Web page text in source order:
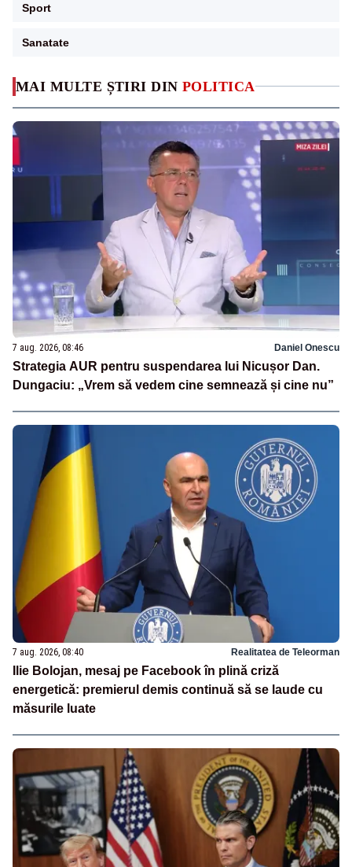
MAI MULTE ȘTIRI DIN POLITICA
7 aug. 2026, 08:46 Daniel Onescu
Strategia AUR pentru suspendarea lui Nicușor Dan.
Dungaciu: „Vrem să vedem cine semnează și cine nu”
7 aug. 2026, 08:40 Realitatea de Teleorman
Ilie Bolojan, mesaj pe Facebook în plină criză
energetică: premierul demis continuă să se laude cu
măsurile luate
Sport
Sanatate